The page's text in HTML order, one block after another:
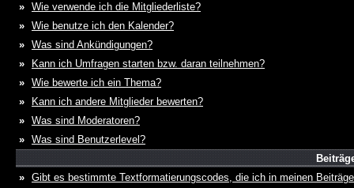
» Wie verwende ich die Mitgliederliste?
» Wie benutze ich den Kalender?
» Was sind Ankündigungen?
»
Kann ich Umfragen starten bzw. daran teilnehmen?
» Wie bewerte ich ein Thema?
»
Kann ich andere Mitglieder bewerten?
» Was sind Moderatoren?
» Was sind Benutzerlevel?
» Gibt es bestimmte Textformatierungscodes, die ich in meinen